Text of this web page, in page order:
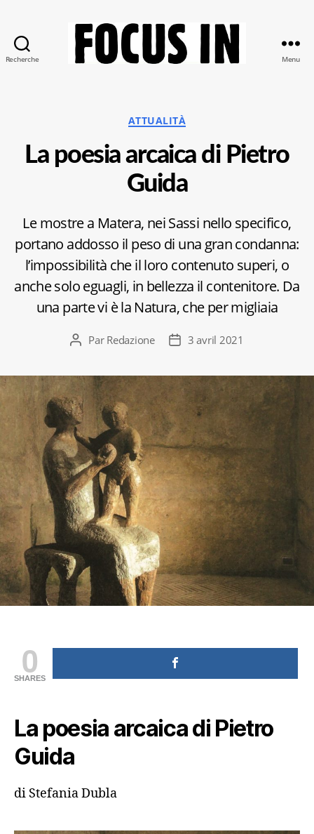
Recherche Menu
Catégories
ATTUALITÀ
La poesia arcaica di Pietro
Guida
Le mostre a Matera, nei Sassi nello specifico,
portano addosso il peso di una gran condanna:
l’impossibilità che il loro contenuto superi, o
anche solo eguagli, in bellezza il contenitore. Da
una parte vi è la Natura, che per migliaia
Auteur
Par Redazione
Date3 avril 2021
0
SHARES
La poesia arcaica di Pietro
Guida
di Stefania Dubla